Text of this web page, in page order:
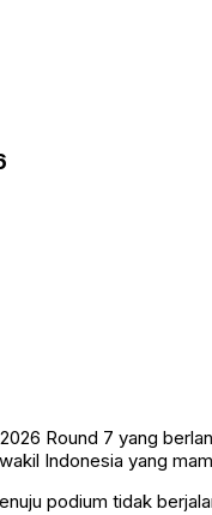
Round 7 yang
Indonesia yang
podium tidak